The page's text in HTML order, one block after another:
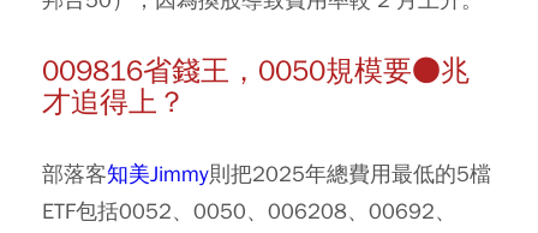
009816省錢王，0050規模要●兆
才追得上？
部落客知美Jimmy則把2025年總費用最低的5檔
ETF包括0052、 0050、 006208、 00692、